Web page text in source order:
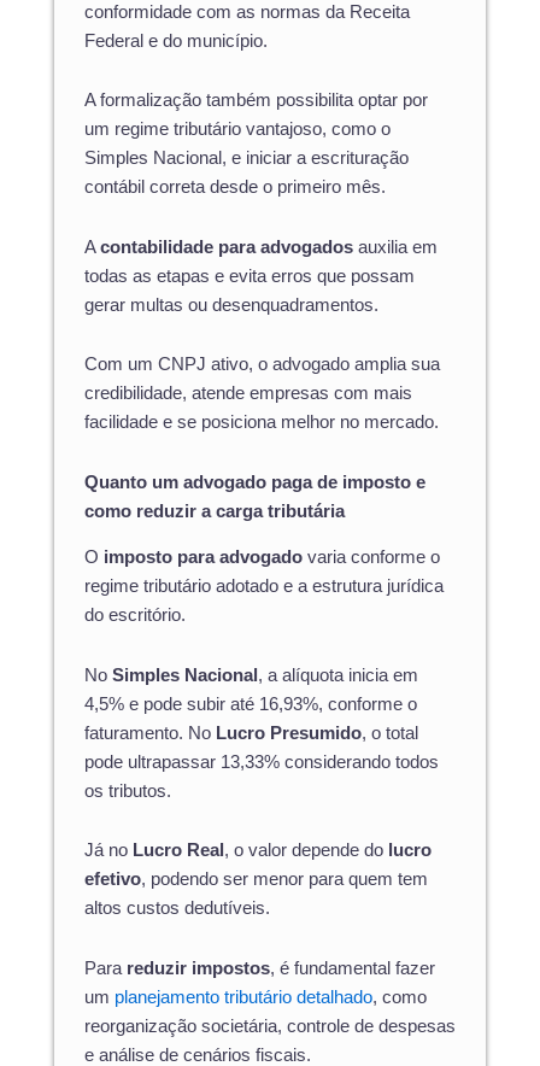
conformidade com as normas da Receita
Federal e do município.
A formalização também possibilita optar por
um regime tributário vantajoso, como o
Simples Nacional, e iniciar a escrituração
contábil correta desde o primeiro mês.
Acontabilidade para advogados auxilia em
todas as etapas e evita erros que possam
gerar multas ou desenquadramentos.
Com um CNPJ ativo, o advogado amplia sua
credibilidade, atende empresas com mais
facilidade e se posiciona melhor no mercado.
Quanto um advogado paga de imposto e
como reduzir a carga tributária
O imposto para advogado varia conforme o
regime tributário adotado e a estrutura jurídica
do escritório.
No Simples Nacional , a alíquota inicia em
4,5% e pode subir até 16,93%, conforme o
faturamento. No Lucro Presumido, o total
pode ultrapassar 13,33% considerando todos
os tributos.
Já no Lucro Real , o valor depende do lucro
efetivo, podendo ser menor para quem tem
altos custos dedutíveis.
Para reduzir impostos, é fundamental fazer
um planejamento tributário detalhado, como
reorganização societária, controle de despesas
e análise de cenários fiscais.